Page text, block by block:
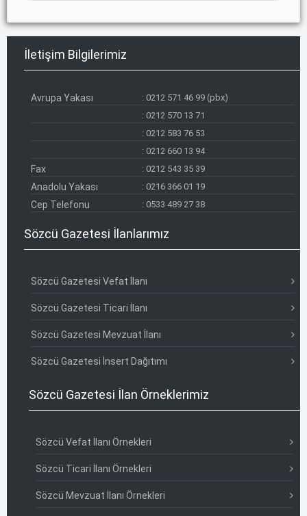
İletişim Bilgilerimiz
Avrupa Yakası : 0212 571 46 99 (pbx)
: 0212 570 13 71
: 0212 583 76 53
: 0212 660 13 94
Fax : 0212 543 35 39
Anadolu Yakası : 0216 366 01 19
Cep Telefonu : 0533 489 27 38
Sözcü Gazetesi İlanlarımız
Sözcü Gazetesi Vefat İlanı
Sözcü Gazetesi Ticari İlanı
Sözcü Gazetesi Mevzuat İlanı
Sözcü Gazetesi İnsert Dağıtımı
Sözcü Gazetesi İlan Örneklerimiz
Sözcü Vefat İlanı Örnekleri
Sözcü Ticari İlanı Örnekleri
Sözcü Mevzuat İlanı Örnekleri